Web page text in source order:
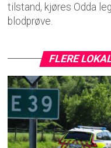
tilstand, kjøres Odda
blodprøve.
FLERE